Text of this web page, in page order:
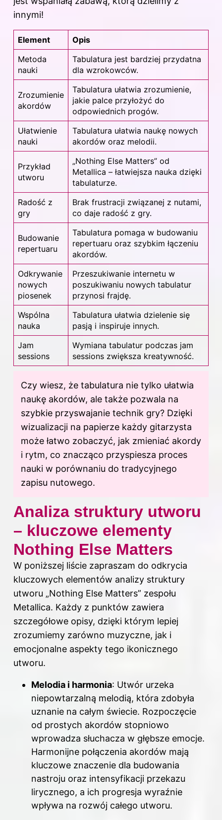
innymi!
Element
Opis
Metoda
nauki
Tabulatura jest bardziej przydatna
dla wzrokowców.
Zrozumienie
akordów
Tabulatura ułatwia zrozumienie,
jakie palce przyłożyć do
odpowiednich progów.
Ułatwienie
nauki
Tabulatura ułatwia naukę nowych
akordów oraz melodii.
Przykład
utworu
„Nothing Else Matters” od
Metallica – łatwiejsza nauka dzięki
tabulaturze.
Radość z
gry
Brak frustracji związanej z nutami,
co daje radość z gry.
Budowanie
repertuaru
Tabulatura pomaga w budowaniu
repertuaru oraz szybkim łączeniu
akordów.
Odkrywanie
nowych
piosenek
Przeszukiwanie internetu w
poszukiwaniu nowych tabulatur
przynosi frajdę.
Wspólna
nauka
Tabulatura ułatwia dzielenie się
pasją i inspiruje innych.
Jam
sessions
Wymiana tabulatur podczas jam
sessions zwiększa kreatywność.
Czy wiesz, że tabulatura nie tylko ułatwia
naukę akordów, ale także pozwala na
szybkie przyswajanie technik gry? Dzięki
wizualizacji na papierze każdy gitarzysta
może łatwo zobaczyć, jak zmieniać akordy
i rytm, co znacząco przyspiesza proces
nauki w porównaniu do tradycyjnego
zapisu nutowego.
Analiza struktury utworu
– kluczowe elementy
Nothing Else Matters
W poniższej liście zapraszam do odkrycia
kluczowych elementów analizy struktury
utworu „Nothing Else Matters” zespołu
Metallica. Każdy z punktów zawiera
szczegółowe opisy, dzięki którym lepiej
zrozumiemy zarówno muzyczne, jak i
emocjonalne aspekty tego ikonicznego
utworu.
Melodia i harmonia: Utwór urzeka
niepowtarzalną melodią, która zdobyła
uznanie na całym świecie. Rozpoczęcie
od prostych akordów stopniowo
wprowadza słuchacza w głębsze emocje.
Harmonijne połączenia akordów mają
kluczowe znaczenie dla budowania
nastroju oraz intensyfikacji przekazu
lirycznego, a ich progresja wyraźnie
wpływa na rozwój całego utworu.